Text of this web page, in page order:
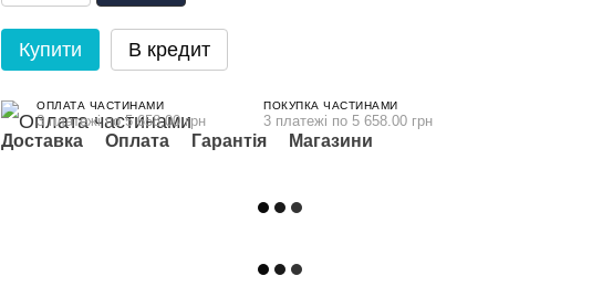
Купити В кредит
ОПЛАТА ЧАСТИНАМИ
3 платежі по 5 658.00 грн
ПОКУПКА ЧАСТИНАМИ
3 платежі по 5 658.00 грн
Доставка Оплата Гарантія Магазини